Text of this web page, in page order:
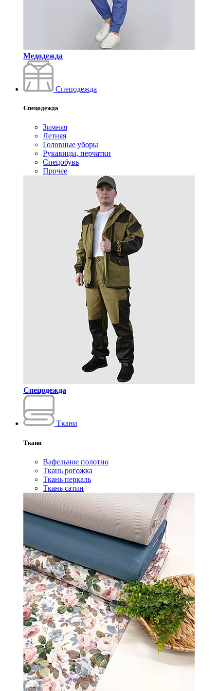
Медодежда
Спецодежда
Спецодежда
Зимняя
Летняя
Головные уборы
Рукавицы, перчатки
Спецобувь
Прочее
Спецодежда
Ткани
Ткани
Вафельное полотно
Ткань рогожка
Ткань перкаль
Ткань сатин